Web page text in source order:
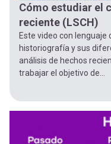
Cómo estudiar el
reciente (LSCH)
Este video con lenguaje
historiografía y sus
análisis de hechos
trabajar el objetivo de...